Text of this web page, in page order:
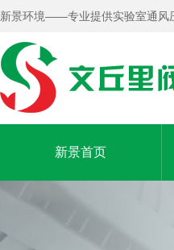
新景环境——专业提供实验室通风
新景首页